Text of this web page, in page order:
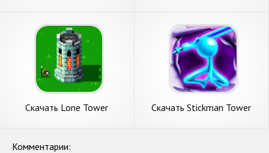
на Андроид
на Андроид
Скачать Lone Tower
Скачать Stickman Tower
Комментарии: